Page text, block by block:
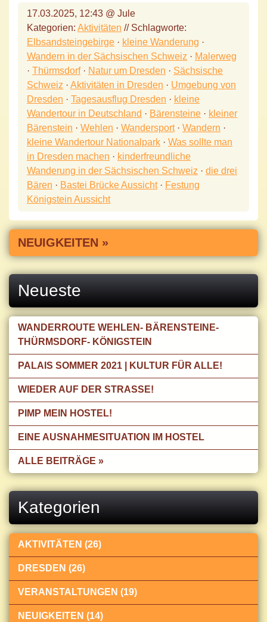
17.03.2025, 12:43 @ Jule
Kategorien: Aktivitäten // Schlagworte:
Elbsandsteingebirge · kleine Wanderung ·
Wandern in der Sächsischen Schweiz · Malerweg
· Thürmsdorf· Natur um Dresden · Sächsische
Schweiz · Aktivitäten in Dresden · Umgebung von
Dresden · Tagesausflug Dresden · kleine
Wandertour in Deutschland · Bärensteine · kleiner
Bärenstein · Wehlen · Wandersport· Wandern ·
kleine Wandertour Nationalpark · Was sollte man
in Dresden machen · kinderfreundliche
Wanderung in der Sächsischen Schweiz · die drei
Bären · Bastei Brücke Aussicht· Festung
Königstein Aussicht
NEUIGKEITEN »
Neueste
WANDERROUTE WEHLEN- BÄRENSTEINE-
THÜRMSDORF- KÖNIGSTEIN
PALAIS SOMMER 2021 | KULTUR FÜR ALLE!
WIEDER AUF DER STRASSE!
PIMP MEIN HOSTEL!
EINE AUSNAHMESITUATION IM HOSTEL
ALLE BEITRÄGE »
Kategorien
AKTIVITÄTEN (26)
DRESDEN (26)
VERANSTALTUNGEN (19)
NEUIGKEITEN (14)